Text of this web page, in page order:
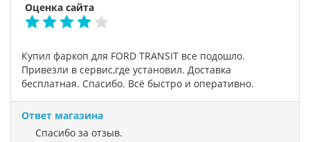
Оценка сайта
Купил фаркоп для FORD TRANSIT все подошло.
Привезли в сервис,где установил. Доставка
бесплатная. Спасибо. Всё быстро и оперативно.
Ответ магазина
Спасибо за отзыв.